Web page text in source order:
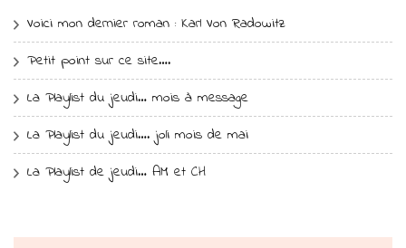
Voici mon dernier roman : Karl Von Radowitz
Petit point sur ce site….
La Playlist du jeudi… mois à message
La Playlist du jeudi…. joli mois de mai
La Playlist de jeudi… AM et CH